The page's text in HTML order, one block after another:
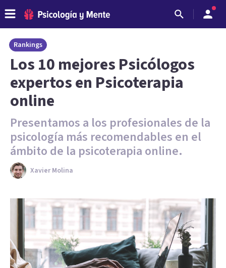
Rankings
Los 10 mejores Psicólogos
expertos en Psicoterapia
online
Presentamos a los profesionales de la
psicología más recomendables en el
ámbito de la psicoterapia online.
Xavier Molina